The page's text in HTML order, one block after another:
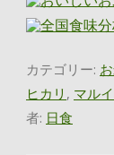
カテゴリー:
ヒカリ , マル
者: 日食